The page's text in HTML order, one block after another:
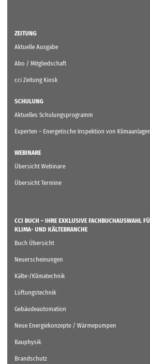
ZEITUNG
Aktuelle Ausgabe
Abo / Mitgliedschaft
cci Zeitung Kiosk
SCHULUNG
Aktuelles Schulungsprogramm
Experten – Energetische Inspektion von Klimaanlagen
WEBINARE
Übersicht Webinare
Übersicht Termine
CCI BUCH – IHRE EXKLUSIVE FACHBUCHAUSWAHL
KLIMA- UND KÄLTEBRANCHE
Buch Übersicht
Neuerscheinungen
Kälte-/Klimatechnik
Lüftungstechnik
Gebäudeautomation
Neue Energiekonzepte / Wärmepumpen
Bauphysik
Brandschutz